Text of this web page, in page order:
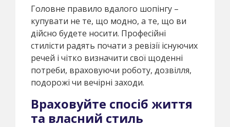
Головне правило вдалого шопінгу –
купувати не те, що модно, а те, що ви
дійсно будете носити. Професійні
стилісти радять почати з ревізії існуючих
речей і чітко визначити свої щоденні
потреби, враховуючи роботу, дозвілля,
подорожі чи вечірні заходи.
Враховуйте спосіб життя
та власний стиль